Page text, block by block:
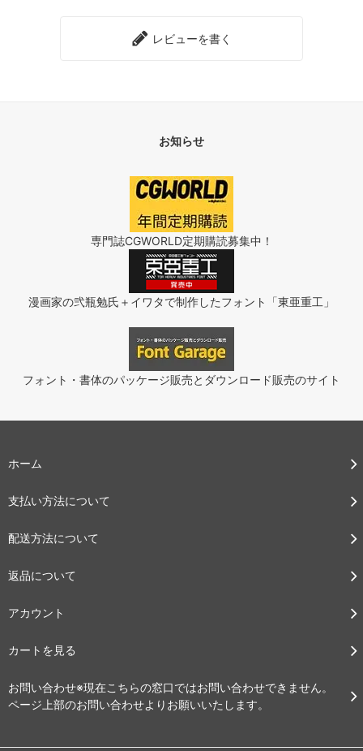
レビューを書く
お知らせ
専門誌CGWORLD定期購読募集中！
漫画家の弐瓶勉氏＋イワタで制作したフォント「東亜重工」
フォント・書体のパッケージ販売とダウンロード販売のサイト
ホーム
支払い方法について
配送方法について
返品について
アカウント
カートを見る
お問い合わせ※現在こちらの窓口ではお問い合わせできません。
ページ上部のお問い合わせよりお願いいたします。